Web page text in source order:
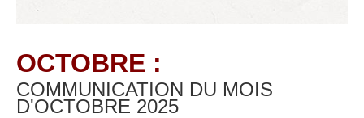
OCTOBRE :
COMMUNICATION DU MOIS
D'OCTOBRE 2025